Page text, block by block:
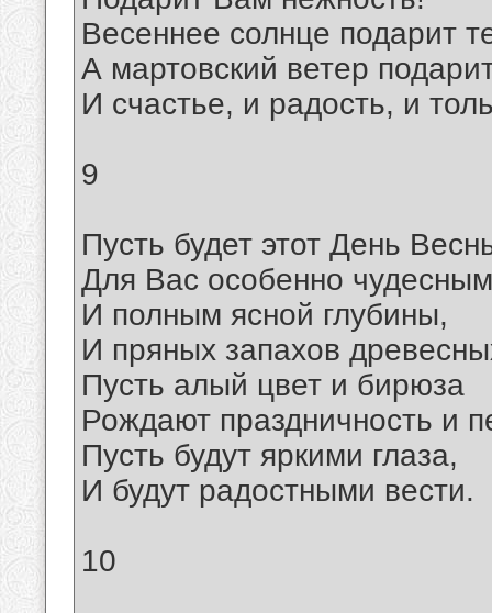
Весеннее солнце подарит
А мартовский ветер
И счастье, и радость, и
9
Пусть будет этот День
Для Вас особенно чудесным
И полным ясной глубины,
И пряных запахов
Пусть алый цвет и бирюза
Рождают праздничность и
Пусть будут яркими глаза,
И будут радостными вести.
10